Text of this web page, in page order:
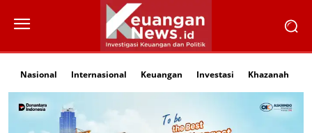
Nasional Internasional Keuangan Investasi Khazanah